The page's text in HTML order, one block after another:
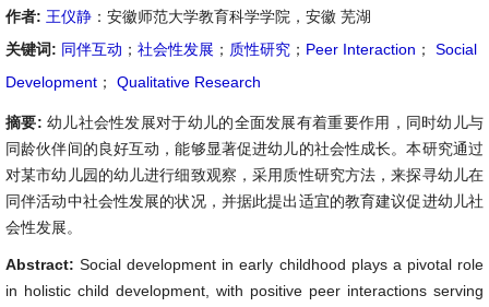
作者: 王仪静 ：安徽师范大学教育科学学院，安徽 芜湖
关键词: 同伴互动 ； 社会性发展 ； 质性研究 ； Peer Interaction ；
Social
Development ； Qualitative Research
摘要: 幼儿社会性发展对于幼儿的全面发展有着重要作用，同时幼儿与
同龄伙伴间的良好互动，能够显著促进幼儿的社会性成长。本研究通过
对某市幼儿园的幼儿进行细致观察，采用质性研究方法，来探寻幼儿在
同伴活动中社会性发展的状况，并据此提出适宜的教育建议促进幼儿社
会性发展。
Abstract:Social development in early childhood plays a pivotal role
in holistic child development, with positive peer interactions serving